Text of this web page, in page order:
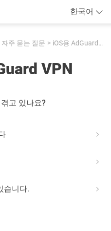
한국어
자주 묻는 질문 iOS용 AdGuard VPN
VPN
고 있나요?
습니다.